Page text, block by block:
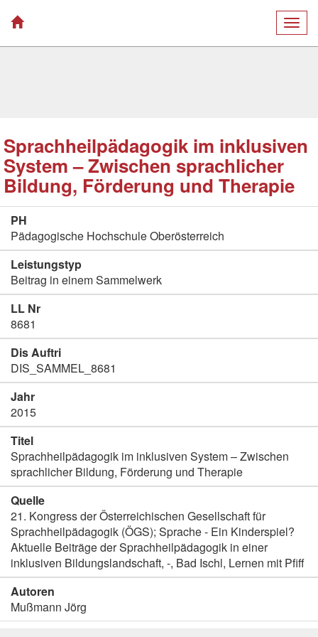
Sprachheilpädagogik im inklusiven
System – Zwischen sprachlicher
Bildung, Förderung und Therapie
PH
Pädagogische Hochschule Oberösterreich
Leistungstyp
Beitrag in einem Sammelwerk
LL Nr
8681
Dis Auftri
DIS_SAMMEL_8681
Jahr
2015
Titel
Sprachheilpädagogik im inklusiven System – Zwischen
sprachlicher Bildung, Förderung und Therapie
Quelle
21. Kongress der Österreichischen Gesellschaft für
Sprachheilpädagogik (ÖGS); Sprache - Ein Kinderspiel?
Aktuelle Beiträge der Sprachheilpädagogik in einer
inklusiven Bildungslandschaft, -, Bad Ischl, Lernen mit Pfiff
Autoren
Mußmann Jörg